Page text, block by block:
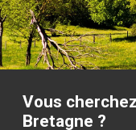
Vous
Bretagne ?